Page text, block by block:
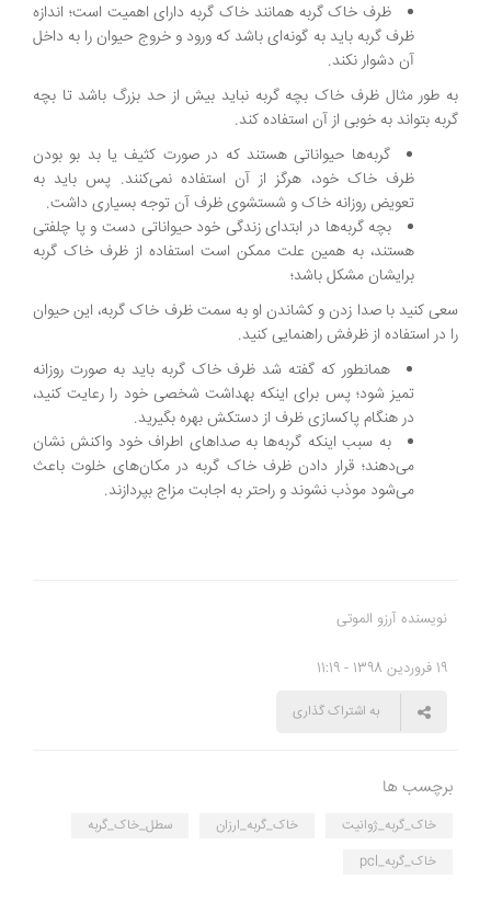
ظرف خاک گربه همانند خاک گربه دارای اهمیت است؛ اندازه
ظرف گربه باید به گونه‌ای باشد که ورود و خروج حیوان را به داخل
آن دشوار نکند.
به طور مثال ظرف خاک بچه گربه نباید بیش از حد بزرگ باشد تا بچه
گربه بتواند به خوبی از آن استفاده کند.
گربه‌ها حیواناتی هستند که در صورت کثیف یا بد بو بودن
ظرف خاک خود، هرگز از آن استفاده نمی‌کنند. پس باید به
تعویض روزانه خاک و شستشوی ظرف آن توجه بسیاری داشت.
بچه گربه‌ها در ابتدای زندگی خود حیواناتی دست و پا چلفتی
هستند، به همین علت ممکن است استفاده از ظرف خاک گربه
برایشان مشکل باشد؛
سعی کنید با صدا زدن و کشاندن او به سمت ظرف خاک گربه، این حیوان
را در استفاده از ظرفش راهنمایی کنید.
همانطور که گفته شد ظرف خاک گربه باید به صورت روزانه
تمیز شود؛ پس برای اینکه بهداشت شخصی خود را رعایت کنید،
در هنگام پاکسازی ظرف از دستکش بهره بگیرید.
به سبب اینکه گربه‌ها به صداهای اطراف خود واکنش نشان
می‌دهند؛ قرار دادن ظرف خاک گربه در مکان‌های خلوت باعث
می‌شود موذب نشوند و راحتر به اجابت مزاج بپردازند.
نویسنده آرزو الموتی
19 فروردین 1398 - 11:19
به اشتراک گذاری
برچسب ها
خاک_گربه_ژوانیت خاک_گربه_ارزان
سطل_خاک_گربه
خاک_گربه_pcl